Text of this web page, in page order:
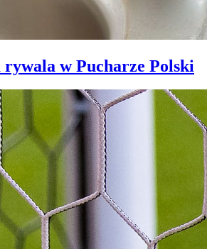
rywala w Pucharze Polski